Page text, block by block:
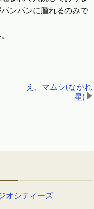
ンパンに腫れるのみで
え、マムシ(ながれ
星)
オシティーズ